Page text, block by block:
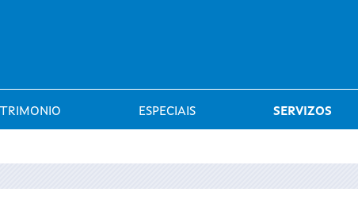
ESPECIAIS SERVIZOS